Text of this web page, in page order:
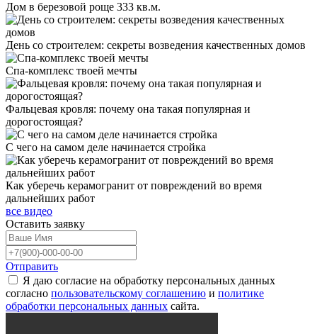
Дом в березовой роще 333 кв.м.
День со строителем: секреты возведения качественных домов
Спа-комплекс твоей мечты
Фальцевая кровля: почему она такая популярная и
дорогостоящая?
С чего на самом деле начинается стройка
Как уберечь керамогранит от повреждений во время
дальнейших работ
все видео
Оставить заявку
Отправить
Я даю согласие на обработку персональных данных
согласно пользовательскому соглашению и политике
обработки персональных данных сайта.